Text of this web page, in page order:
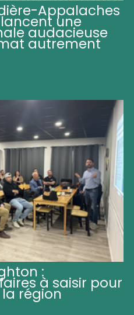
Appalaches
une
audacieuse
autrement
:
à saisir pour
région